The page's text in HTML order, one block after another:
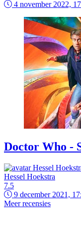
4 november 2022,
Doctor Who -
Hessel Hoekstra
7.5
9 december 2021,
Meer recensies